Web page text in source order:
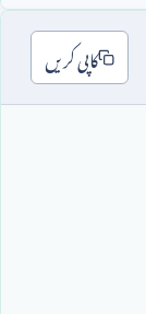
کاپی کریں